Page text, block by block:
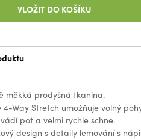
VLOŽIT DO KOŠÍKU
měkká prodyšná tkanina.
4-Way Stretch umožňuje volný
pot a velmi rychle schne.
design s detaily lemování s